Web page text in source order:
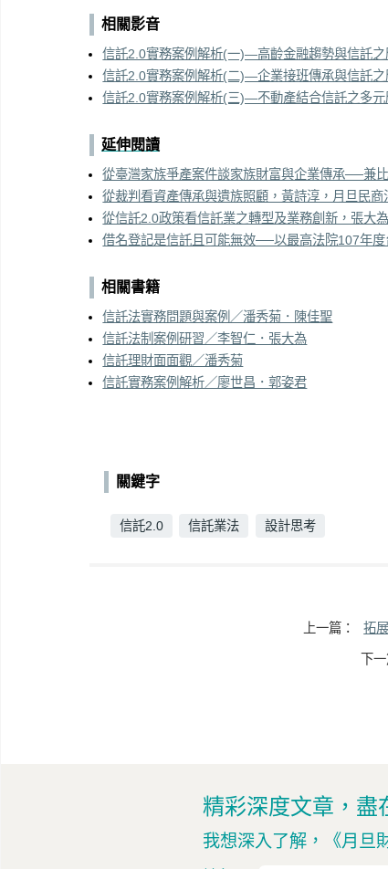
相關影音
信託2.0實務案例解析(一)—高齡金融趨勢與信託
信託2.0實務案例解析(二)—企業接班傳承與信託
信託2.0實務案例解析(三)—不動產結合信託之多
延伸閱讀
從臺灣家族爭產案件談家族財富與企業傳承──兼
從裁判看資產傳承與遺族照顧，黃詩淳，月旦民商
從信託2.0政策看信託業之轉型及業務創新，張大
借名登記是信託且可能無效──以最高法院107年
相關書籍
信託法實務問題與案例／潘秀菊．陳佳聖
信託法制案例研習／李智仁．張大為
信託理財面面觀／潘秀菊
信託實務案例解析／廖世昌．郭姿君
關鍵字
信託2.0 信託業法 設計思考
上一篇： 拓
下
精彩深度文章，盡
我想深入了解， 《月旦